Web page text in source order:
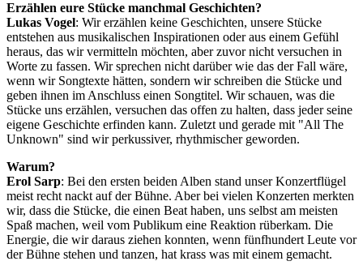
Erzählen eure Stücke manchmal Geschichten?
Lukas Vogel: Wir erzählen keine Geschichten, unsere Stücke
entstehen aus musikalischen Inspirationen oder aus einem Gefühl
heraus, das wir vermitteln möchten, aber zuvor nicht versuchen in
Worte zu fassen. Wir sprechen nicht darüber wie das der Fall wäre,
wenn wir Songtexte hätten, sondern wir schreiben die Stücke und
geben ihnen im Anschluss einen Songtitel. Wir schauen, was die
Stücke uns erzählen, versuchen das offen zu halten, dass jeder seine
eigene Geschichte erfinden kann. Zuletzt und gerade mit "All The
Unknown" sind wir perkussiver, rhythmischer geworden.
Warum?
Erol Sarp: Bei den ersten beiden Alben stand unser Konzertflügel
meist recht nackt auf der Bühne. Aber bei vielen Konzerten merkten
wir, dass die Stücke, die einen Beat haben, uns selbst am meisten
Spaß machen, weil vom Publikum eine Reaktion rüberkam. Die
Energie, die wir daraus ziehen konnten, wenn fünfhundert Leute vor
der Bühne stehen und tanzen, hat krass was mit einem gemacht.